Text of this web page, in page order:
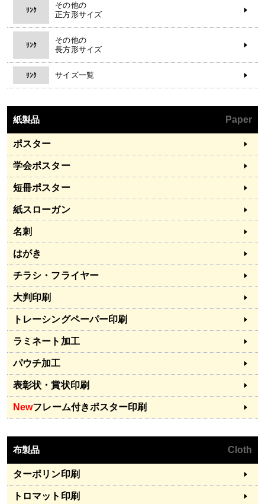
ﾘﾝｸ
その他の
正方形サイズ
ﾘﾝｸ
その他の
長方形サイズ
ﾘﾝｸ サイズ一覧
紙製品 Paper
ポスター
学会ポスター
短冊ポスター
紙スローガン
名刺
はがき
チラシ・フライヤー
大判印刷
トレーシングペーパー印刷
ラミネート加工
パウチ加工
表彰状・賞状印刷
Newフレーム付きポスター印刷
布製品 Cloth
ターポリン印刷
トロマット印刷